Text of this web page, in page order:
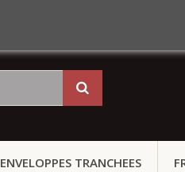
ENVELOPPES TRANCHEES